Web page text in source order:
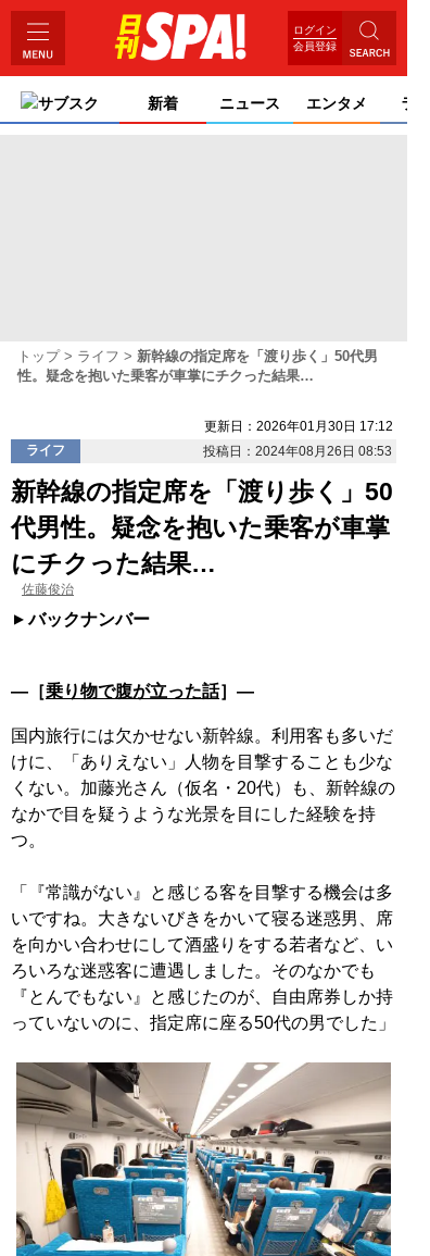
ログイン
会員登録
サブスク 新着 ニュース エンタメ ライ
トップ ライフ
新幹線の指定席を「渡り歩く」50代男
性。疑念を抱いた乗客が車掌にチクった結果…
更新日：2026年01月30日 17:12
ライフ
投稿日：2024年08月26日 08:53
新幹線の指定席を「渡り歩く」50
代男性。疑念を抱いた乗客が車掌
にチクった結果…
佐藤俊治
バックナンバー
―［乗り物で腹が立った話］―
国内旅行には欠かせない新幹線。利用客も多いだ
けに、「ありえない」人物を目撃することも少な
くない。加藤光さん（仮名・20代）も、新幹線の
なかで目を疑うような光景を目にした経験を持
つ。
「『常識がない』と感じる客を目撃する機会は多
いですね。大きないびきをかいて寝る迷惑男、席
を向かい合わせにして酒盛りをする若者など、い
ろいろな迷惑客に遭遇しました。そのなかでも
『とんでもない』と感じたのが、自由席券しか持
っていないのに、指定席に座る50代の男でした」